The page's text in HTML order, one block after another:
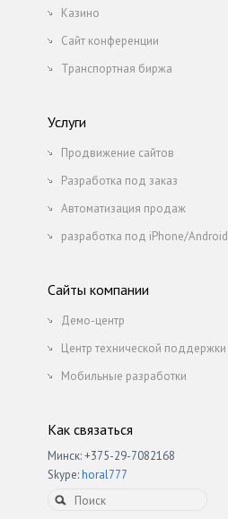
Казино
Сайт конференции
Транспортная биржа
Услуги
Продвижение сайтов
Разработка под заказ
Автоматизация продаж
разработка под iPhone/Android
Сайты компании
Демо-центр
Центр технической поддержки
Мобильные разработки
Как связаться
Минск: +375-29-7082168
Skype:horal777